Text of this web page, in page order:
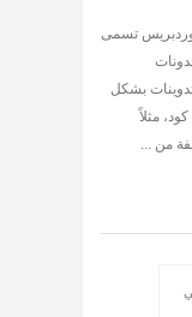
تسمى
بشكل
إحترافي. تحتوي الإضافة على أكثر من 100 كود، مثلاً
من ...